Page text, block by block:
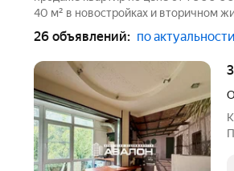
40 м² в новостройках и вторичном
26 объявлений: по актуальности